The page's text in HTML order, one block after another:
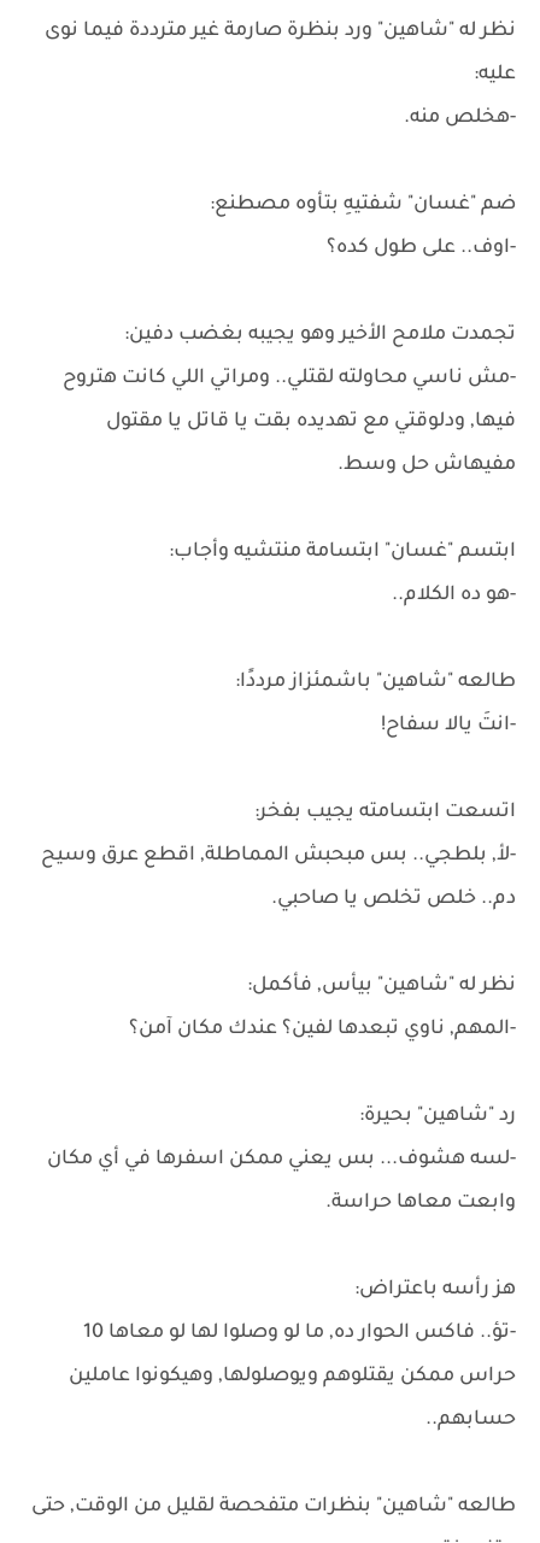
نظر له "شاهين" ورد بنظرة صارمة غير مترددة فيما نوى
عليه:
-هخلص منه.
ضم "غسان" شفتيهِ بتأوه مصطنع:
-اوف.. على طول كده؟
تجمدت ملامح الأخير وهو يجيبه بغضب دفين:
-مش ناسي محاولته لقتلي.. ومراتي اللي كانت هتروح
فيها, ودلوقتي مع تهديده بقت يا قاتل يا مقتول
مفيهاش حل وسط.
ابتسم "غسان" ابتسامة منتشيه وأجاب:
-هو ده الكلام..
طالعه "شاهين" باشمئزاز مرددًا:
-انتَ يالا سفاح!
اتسعت ابتسامته يجيب بفخر:
-لأ, بلطجي.. بس مبحبش المماطلة, اقطع عرق وسيح
دم.. خلص تخلص يا صاحبي.
نظر له "شاهين" بيأس, فأكمل:
-المهم, ناوي تبعدها لفين؟ عندك مكان آمن؟
رد "شاهين" بحيرة:
-لسه هشوف... بس يعني ممكن اسفرها في أي مكان
وابعت معاها حراسة.
هز رأسه باعتراض:
-تؤ.. فاكس الحوار ده, ما لو وصلوا لها لو معاها 10
حراس ممكن يقتلوهم ويوصلولها, وهيكونوا عاملين
حسابهم..
طالعه "شاهين" بنظرات متفحصة لقليل من الوقت, حتى